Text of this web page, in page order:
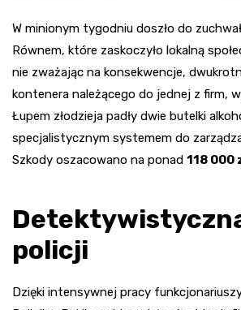
W minionym tygodniu doszło do
Równem, które zaskoczyło lokalną
nie zważając na konsekwencje,
kontenera należącego do jednej z firm,
Łupem złodzieja padły dwie butelki
specjalistycznym systemem do
Szkody oszacowano na ponad 118 000
policji
Dzięki intensywnej pracy